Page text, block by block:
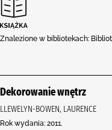
Znalezione w bibliotekach:
Dekorowanie wnętrz
LLEWELYN-BOWEN, LAURENCE
Rok wydania: 2011.